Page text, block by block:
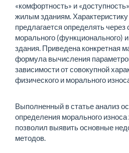
«комфортность» и
жилым зда­ниям.
предлагается опреде­лять
морального (функциональ­ного)
здания. Приведена конкретная
формула вычисления
зависимости от совокупной
физического и морального
Выполненный в статье анализ
определе­ния морального
позволил выявить ос­новные
методов.